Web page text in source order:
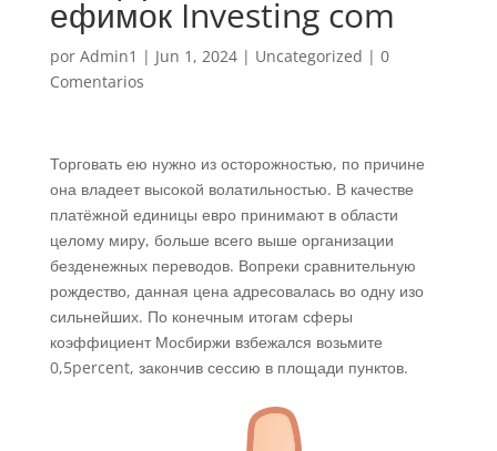
ефимок Investing com
por Admin1 | Jun 1, 2024| Uncategorized | 0
Comentarios
Торговать ею нужно из осторожностью, по причине
она владеет высокой волатильностью. В качестве
платёжной единицы евро принимают в области
целому миру, больше всего выше организации
безденежных переводов. Вопреки сравнительную
рождество, данная цена адресовалась во одну изо
сильнейших. По конечным итогам сферы
коэффициент Мосбиржи взбежался возьмите
0,5percent, закончив сессию в площади пунктов.